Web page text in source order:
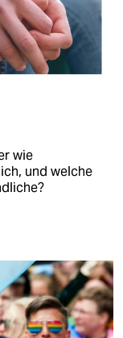
wie
und welche